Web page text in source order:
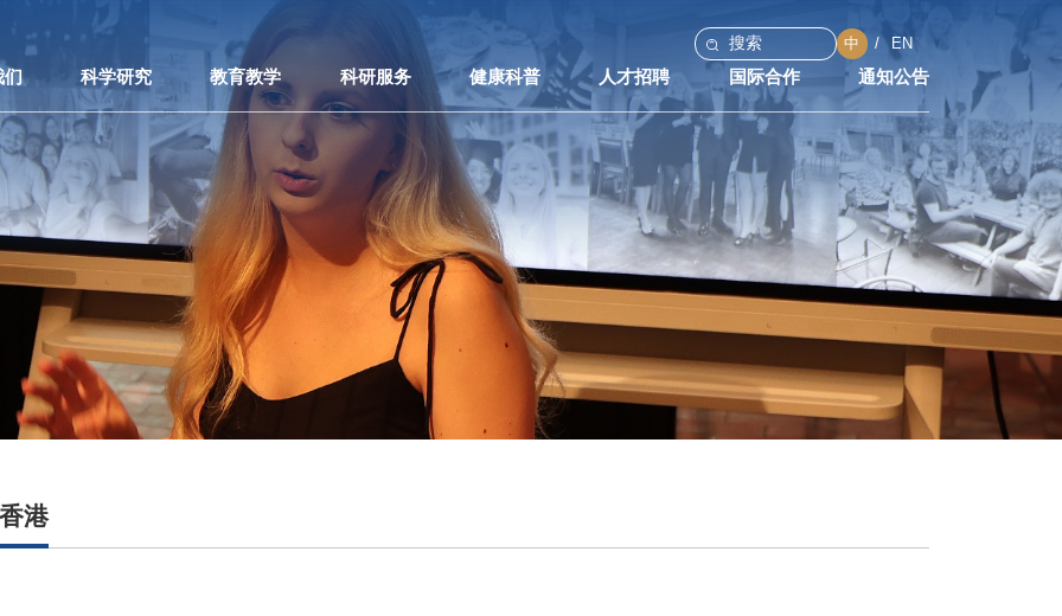
中 EN
们 科学研究 教育教学 科研服务 健康科普 人才招聘 国际合作 通知公告
港